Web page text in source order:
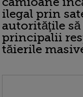
ilegal prin
autorităţile
principalii
tăierile